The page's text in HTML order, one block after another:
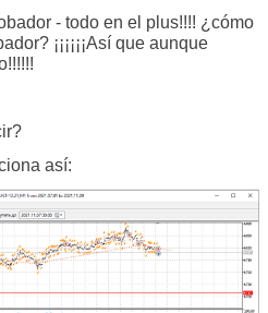
- todo en el plus!!!! ¿cómo
¡¡¡¡¡¡Así que aunque
así: